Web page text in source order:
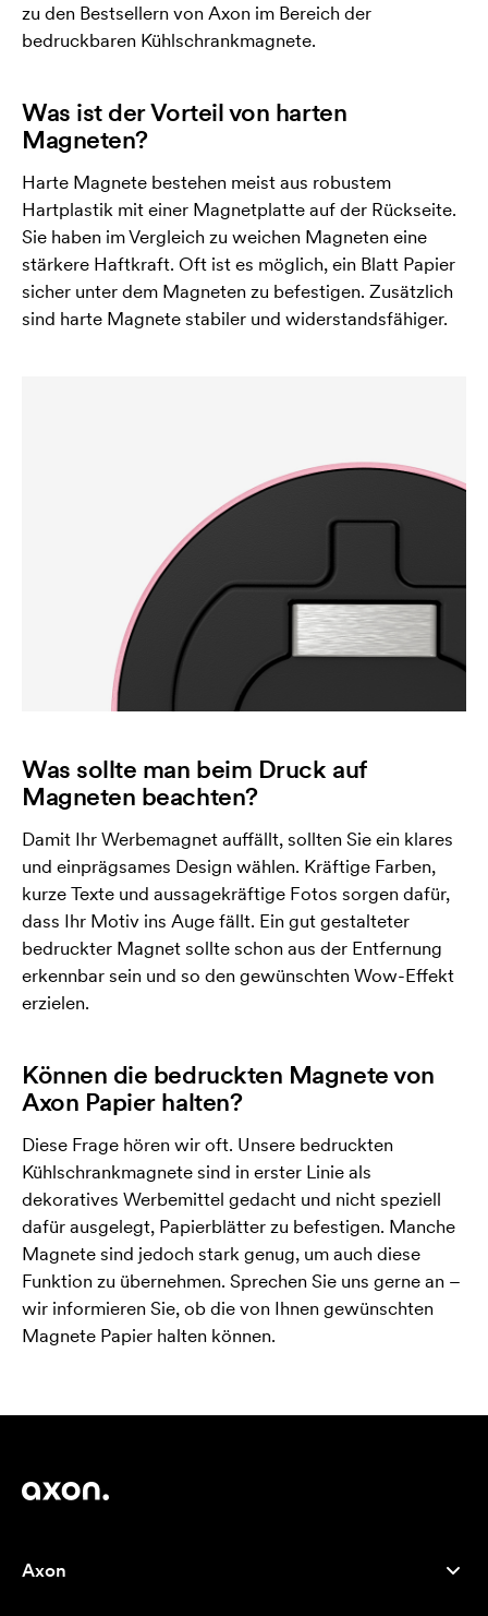
zu den Bestsellern von Axon im Bereich der
bedruckbaren Kühlschrankmagnete.
Was ist der Vorteil von harten
Magneten?
Harte Magnete bestehen meist aus robustem
Hartplastik mit einer Magnetplatte auf der Rückseite.
Sie haben im Vergleich zu weichen Magneten eine
stärkere Haftkraft. Oft ist es möglich, ein Blatt Papier
sicher unter dem Magneten zu befestigen. Zusätzlich
sind harte Magnete stabiler und widerstandsfähiger.
Was sollte man beim Druck auf
Magneten beachten?
Damit Ihr Werbemagnet auffällt, sollten Sie ein klares
und einprägsames Design wählen. Kräftige Farben,
kurze Texte und aussagekräftige Fotos sorgen dafür,
dass Ihr Motiv ins Auge fällt. Ein gut gestalteter
bedruckter Magnet sollte schon aus der Entfernung
erkennbar sein und so den gewünschten Wow-Effekt
erzielen.
Können die bedruckten Magnete von
Axon Papier halten?
Diese Frage hören wir oft. Unsere bedruckten
Kühlschrankmagnete sind in erster Linie als
dekoratives Werbemittel gedacht und nicht speziell
dafür ausgelegt, Papierblätter zu befestigen. Manche
Magnete sind jedoch stark genug, um auch diese
Funktion zu übernehmen. Sprechen Sie uns gerne an –
wir informieren Sie, ob die von Ihnen gewünschten
Magnete Papier halten können.
Axon